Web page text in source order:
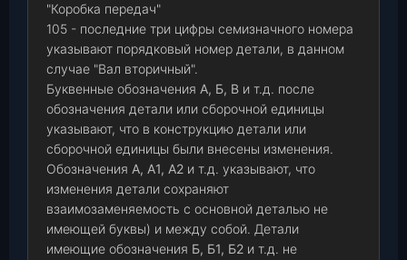
"Коробка передач"
105 - последние три цифры семизначного номера
указывают порядковый номер детали, в данном
случае "Вал вторичный".
Буквенные обозначения А, Б, В и т.д. после
обозначения детали или сборочной единицы
указывают, что в конструкцию детали или
сборочной единицы были внесены изменения.
Обозначения А, А1, А2 и т.д. указывают, что
изменения детали сохраняют
взаимозаменяемость с основной деталью не
имеющей буквы) и между собой. Детали
имеющие обозначения Б, Б1, Б2 и т.д. не